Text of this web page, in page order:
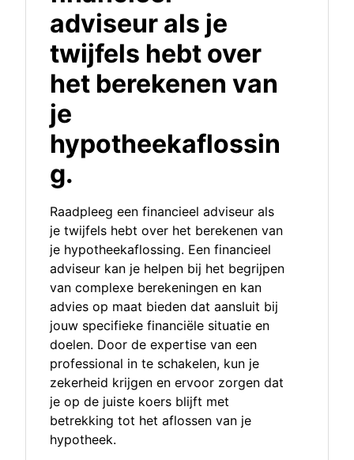
adviseur als je
twijfels hebt over
het berekenen van
je
hypotheekaflossin
g.
Raadpleeg een financieel adviseur als
je twijfels hebt over het berekenen van
je hypotheekaflossing. Een financieel
adviseur kan je helpen bij het begrijpen
van complexe berekeningen en kan
advies op maat bieden dat aansluit bij
jouw specifieke financiële situatie en
doelen. Door de expertise van een
professional in te schakelen, kun je
zekerheid krijgen en ervoor zorgen dat
je op de juiste koers blijft met
betrekking tot het aflossen van je
hypotheek.